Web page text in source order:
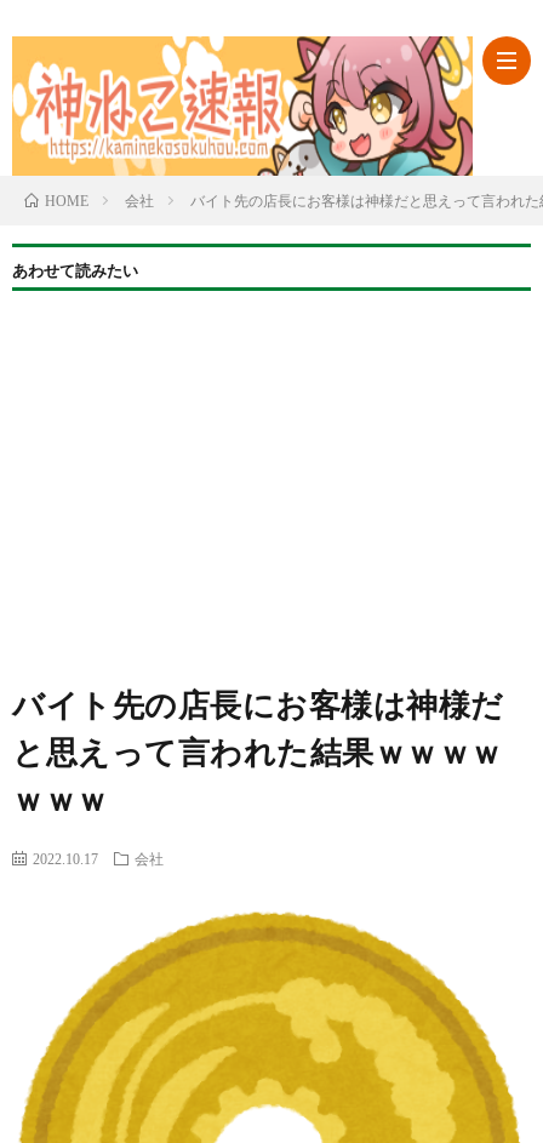
HOME 会社 バイト先の店長にお客様は神様だと思えって言われ
あわせて読みたい
バイト先の店長にお客様は神様だ
と思えって言われた結果ｗｗｗｗ
ｗｗｗ
2022.10.17 会社